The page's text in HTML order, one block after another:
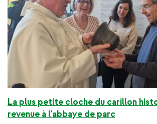
La plus petite cloche du carillon
revenue à l'abbaye de parc